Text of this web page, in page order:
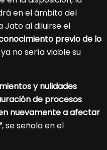
en el ámbito del
Jato al diluirse el
previo de lo
no sería viable su
y nulidades
de procesos
nuevamente a afectar
, se señala en el